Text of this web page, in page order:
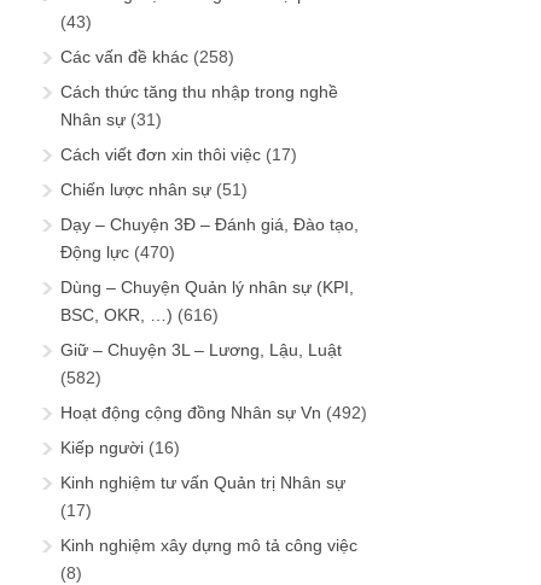
(43)
Các vấn đề khác (258)
Cách thức tăng thu nhập trong nghề
Nhân sự (31)
Cách viết đơn xin thôi việc (17)
Chiến lược nhân sự (51)
Dạy – Chuyện 3Đ – Đánh giá, Đào tạo,
Động lực (470)
Dùng – Chuyện Quản lý nhân sự (KPI,
BSC, OKR, …) (616)
Giữ – Chuyện 3L – Lương, Lậu, Luật
(582)
Hoạt động cộng đồng Nhân sự Vn (492)
Kiếp người (16)
Kinh nghiệm tư vấn Quản trị Nhân sự
(17)
Kinh nghiệm xây dựng mô tả công việc
(8)